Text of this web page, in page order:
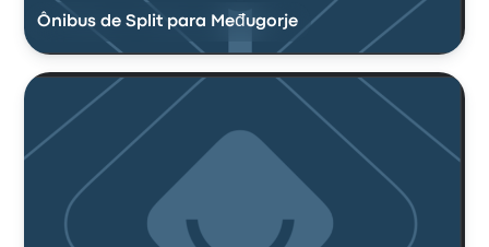
Ônibus de Split para Međugorje